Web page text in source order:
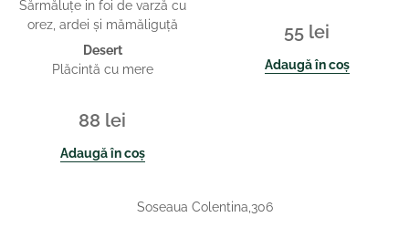
Sărmăluţe in foi de varză cu
orez, ardei şi mămăliguţă
Desert
Plăcintă cu mere
88 lei
Adaugă în coș
55 lei
Adaugă în coș
Soseaua Colentina,306